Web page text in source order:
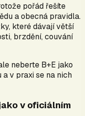
pořád řešíte
a obecná pravidla.
které dávají větší
brzdění, couvání
neberte B+E jako
v praxi se na nich
v oficiálním